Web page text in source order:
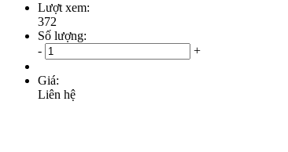
Lượt xem:
372
Số lượng:
-
+
Giá:
Liên hệ